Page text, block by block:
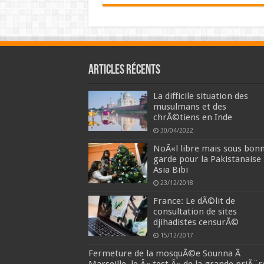
Articles récents
La difficile situation des
musulmans et des
chrÃ©tiens en Inde
30/04/2022
NoÃ«l libre mais sous
garde pour la Pakistanaise
Asia Bibi
23/12/2018
France: Le dÃ©lit de
consultation de sites
djihadistes censurÃ©
15/12/2017
Fermeture de la mosquÃ©e Sounna Ã